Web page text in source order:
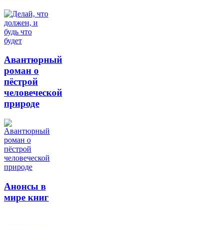
Авантюрный
роман о
пёстрой
человеческой
природе
Анонсы в
мире книг